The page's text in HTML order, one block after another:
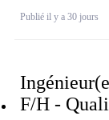
Publié il y a 30 jours
F/H -